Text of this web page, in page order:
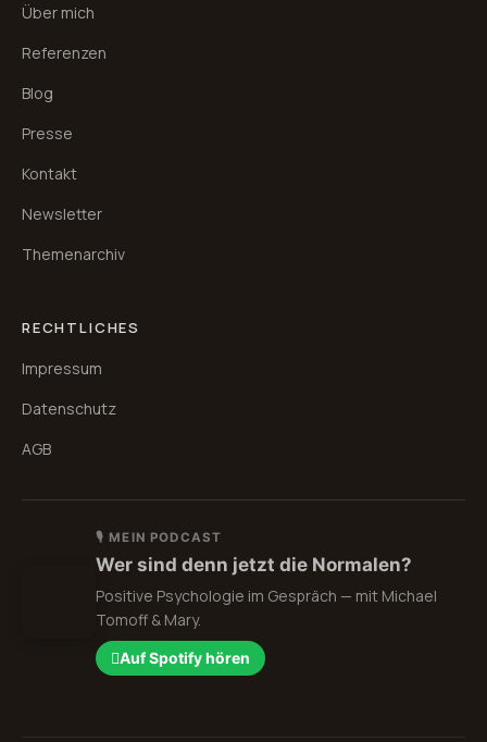
Über mich
Referenzen
Blog
Presse
Kontakt
Newsletter
Themenarchiv
RECHTLICHES
Impressum
Datenschutz
AGB
🎙 MEIN PODCAST
Wer sind denn jetzt die Normalen?
Positive Psychologie im Gespräch — mit Michael
Tomoff & Mary.
Auf Spotify hören